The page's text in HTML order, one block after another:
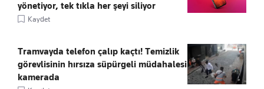
yönetiyor, tek tıkla her şeyi siliyor
Kaydet
Tramvayda telefon çalıp kaçtı! Temizlik
görevlisinin hırsıza süpürgeli müdahalesi
kamerada